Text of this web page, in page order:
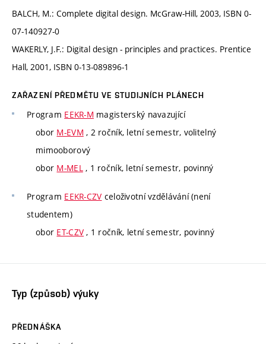
BALCH, M.: Complete digital design. McGraw-Hill, 2003, ISBN 0-
07-140927-0
WAKERLY, J.F.: Digital design - principles and practices. Prentice
Hall, 2001, ISBN 0-13-089896-1
ZAŘAZENÍ PŘEDMĚTU VE STUDIJNÍCH PLÁNECH
Program EEKR-M magisterský navazující
obor M-EVM , 2 ročník, letní semestr, volitelný
mimooborový
obor M-MEL, 1 ročník, letní semestr, povinný
Program EEKR-CZV celoživotní vzdělávání (není
studentem)
obor ET-CZV , 1 ročník, letní semestr, povinný
Typ (způsob) výuky
PŘEDNÁŠKA